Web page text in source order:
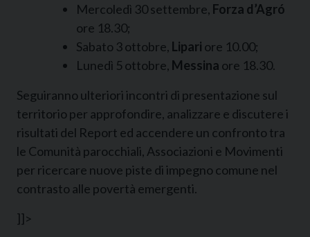
Mercoledì 30 settembre, Forza d’Agró
ore 18.30;
Sabato 3 ottobre, Lipari ore 10.00;
Lunedì 5 ottobre, Messina ore 18.30.
Seguiranno ulteriori incontri di presentazione sul
territorio per approfondire, analizzare e discutere i
risultati del Report ed accendere un confronto tra
le Comunità parocchiali, Associazioni e Movimenti
per ricercare nuove piste di impegno comune nel
contrasto alle povertà emergenti.
]]>